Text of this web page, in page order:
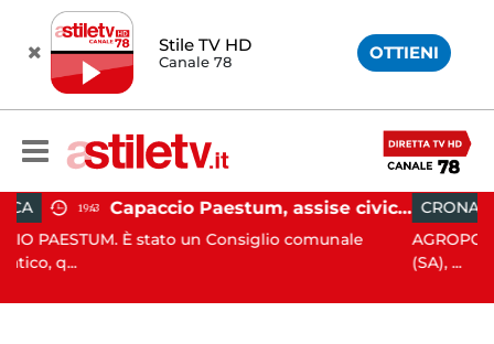
Stile TV HD
Canale 78 OTTIENI
Capaccio Paestum, assise civica drammatica: Paolino senza maggioranza, Comune a rischio scioglimento
Consiglio comunale
CRONACA 11:33
AGROPOLI. Nella notte del 6